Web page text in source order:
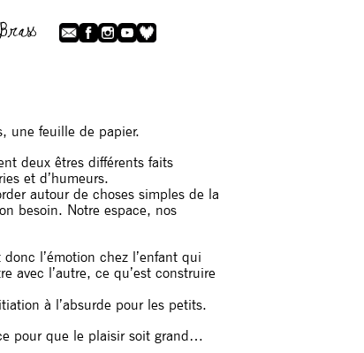
une feuille de papier.
deux êtres différents faits
et d’humeurs.
autour de choses simples de la
besoin. Notre espace, nos
l’émotion chez l’enfant qui
avec l’autre, ce qu’est construire
à l’absurde pour les petits.
pour que le plaisir soit grand…